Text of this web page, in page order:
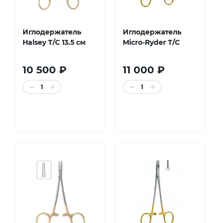
Иглодержатель
Halsey T/C 13.5 см
10 500 ₽
1
Иглодержатель
Micro-Ryder T/C
11 000 ₽
1